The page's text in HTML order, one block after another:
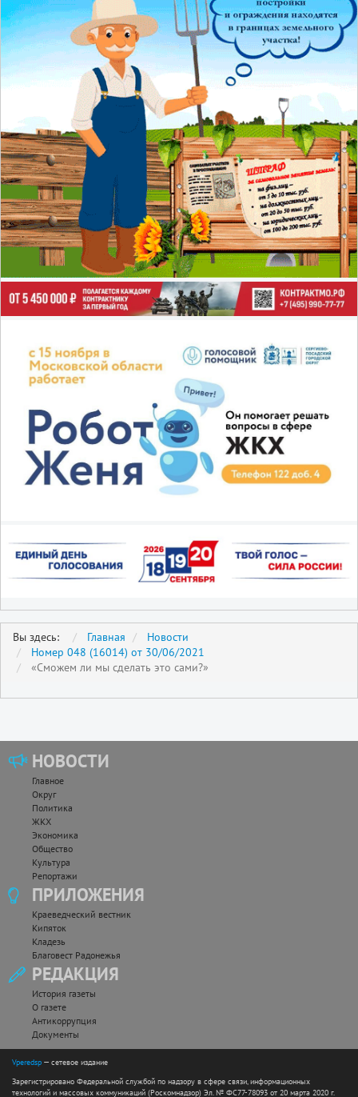
Вы здесь: Главная
Новости
Номер 048 (16014) от 30/06/2021
«Сможем ли мы сделать это сами?»
НОВОСТИ
Главное
Округ
Политика
ЖКХ
Экономика
Общество
Культура
Репортажи
ПРИЛОЖЕНИЯ
Краеведческий вестник
Кипяток
Кладезь
Благовест Радонежья
РЕДАКЦИЯ
История газеты
О газете
Антикоррупция
Документы
Vperedsp — сетевое издание
Зарегистрировано Федеральной службой по надзору в сфере связи, информационных
технологий и массовых коммуникаций (Роскомнадзор) Эл. № ФС77-78093 от 20 марта 2020 г.